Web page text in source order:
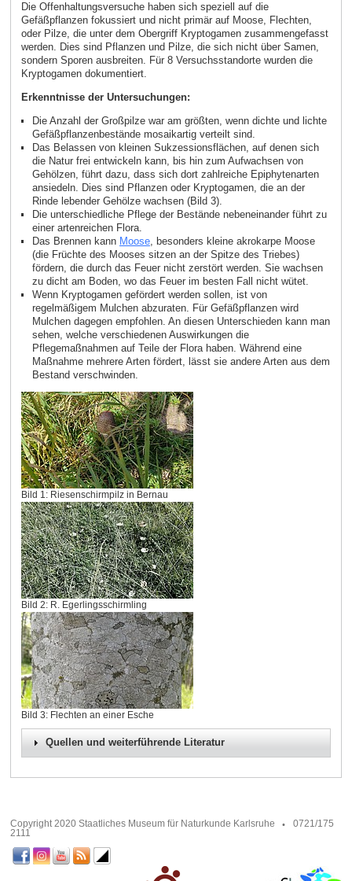
Die Offenhaltungsversuche haben sich speziell auf die
Gefäßpflanzen fokussiert und nicht primär auf Moose, Flechten,
oder Pilze, die unter dem Obergriff Kryptogamen zusammengefasst
werden. Dies sind Pflanzen und Pilze, die sich nicht über Samen,
sondern Sporen ausbreiten. Für 8 Versuchsstandorte wurden die
Kryptogamen dokumentiert.
Erkenntnisse der Untersuchungen:
Die Anzahl der Großpilze war am größten, wenn dichte und lichte
Gefäßpflanzenbestände mosaikartig verteilt sind.
Das Belassen von kleinen Sukzessionsflächen, auf denen sich
die Natur frei entwickeln kann, bis hin zum Aufwachsen von
Gehölzen, führt dazu, dass sich dort zahlreiche Epiphytenarten
ansiedeln. Dies sind Pflanzen oder Kryptogamen, die an der
Rinde lebender Gehölze wachsen (Bild 3).
Die unterschiedliche Pflege der Bestände nebeneinander führt zu
einer artenreichen Flora.
Das Brennen kann Moose, besonders kleine akrokarpe Moose
(die Früchte des Mooses sitzen an der Spitze des Triebes)
fördern, die durch das Feuer nicht zerstört werden. Sie wachsen
zu dicht am Boden, wo das Feuer im besten Fall nicht wütet.
Wenn Kryptogamen gefördert werden sollen, ist von
regelmäßigem Mulchen abzuraten. Für Gefäßpflanzen wird
Mulchen dagegen empfohlen. An diesen Unterschieden kann man
sehen, welche verschiedenen Auswirkungen die
Pflegemaßnahmen auf Teile der Flora haben. Während eine
Maßnahme mehrere Arten fördert, lässt sie andere Arten aus dem
Bestand verschwinden.
Bild 1: Riesenschirmpilz in Bernau
Bild 2: R. Egerlingsschirmling
Bild 3: Flechten an einer Esche
Quellen und weiterführende Literatur
Copyright 2020 Staatliches Museum für Naturkunde Karlsruhe
0721/175
2111